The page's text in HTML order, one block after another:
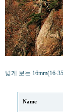
넓게 보는 16mm(16-
Name